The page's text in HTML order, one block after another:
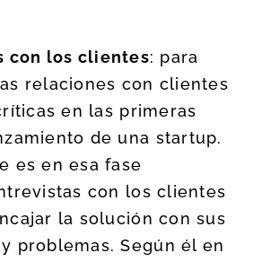
con los clientes: para
relaciones con clientes
en las primeras
de una startup.
es en esa fase
con los clientes
la solución con sus
problemas. Según él en